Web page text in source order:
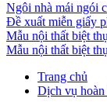
Ngôi nhà mái ngói
Đề xuất miễn giấy
Mẫu nội thất biệt
Mẫu nội thất biệt
Trang chủ
Dịch vụ hoàn